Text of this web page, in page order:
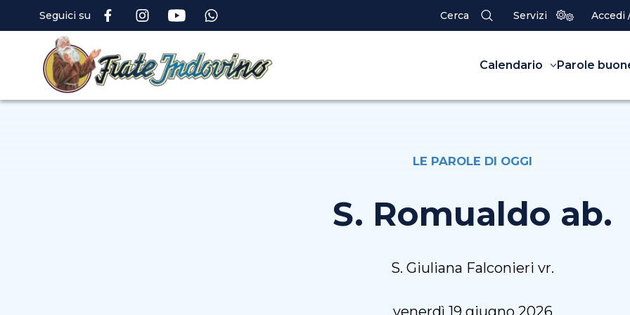
Seguici su Cerca Servizi Accedi
Calendario Parole
LE PAROLE DI OGGI
S. Romualdo ab.
S. Giuliana Falconieri vr.